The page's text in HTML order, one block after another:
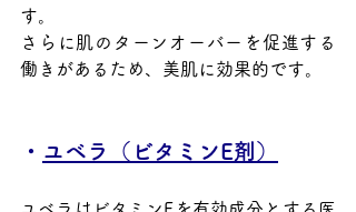
す。
さらに肌のターンオーバーを促進する
働きがあるため、美肌に効果的です。
・ ユベラ（ビタミンE剤）